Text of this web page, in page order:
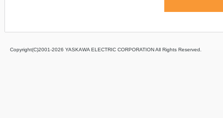
Copyright(C)2001‐2026 YASKAWA ELECTRIC CORPORATION All Rights Reserved.